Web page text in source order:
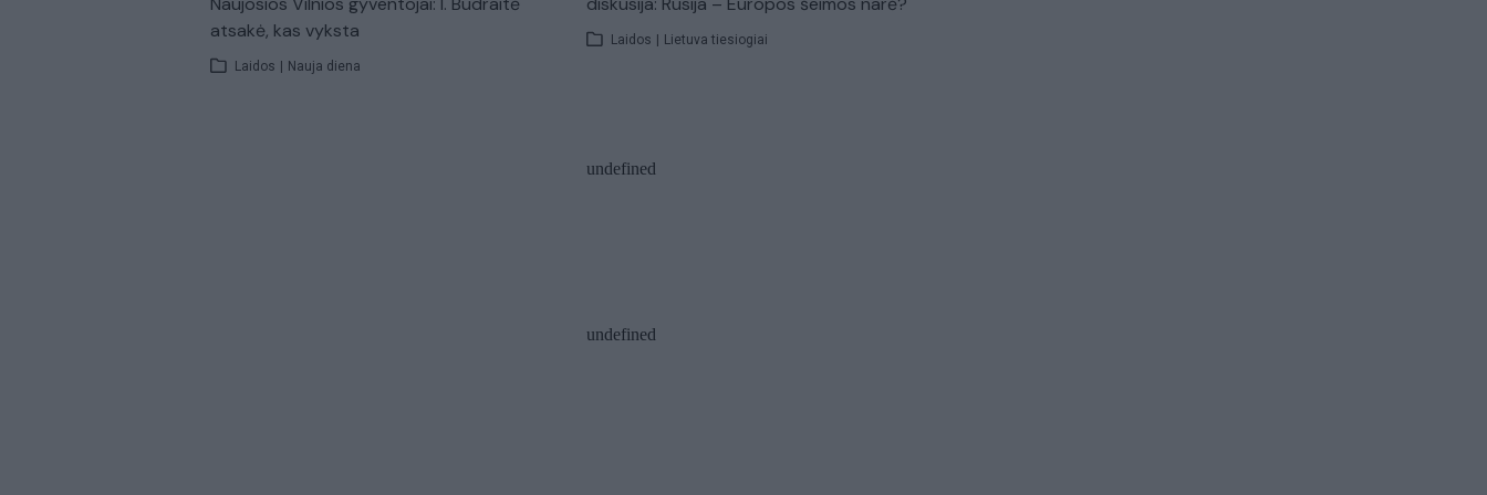
atsakė, kas vyksta
Laidos | Nauja diena
Laidos | Lietuva tiesiogiai